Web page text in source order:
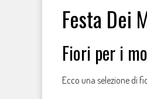
Festa Dei
Fiori per i
Ecco una selezione di